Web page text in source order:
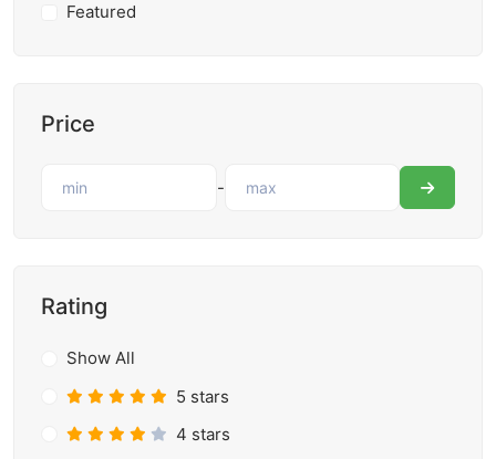
Featured
Price
-
Rating
Show All
5 stars
4 stars